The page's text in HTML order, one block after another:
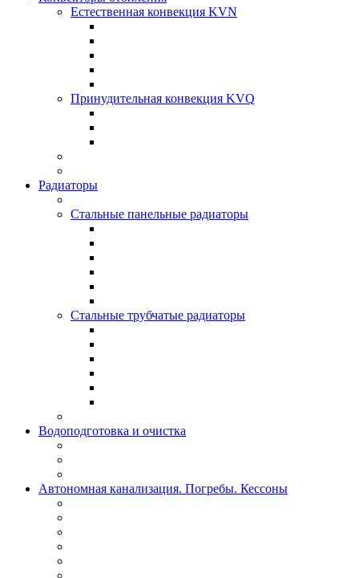
Естественная конвекция KVN
Принудительная конвекция KVQ
Радиаторы
Стальные панельные радиаторы
Стальные трубчатые радиаторы
Водоподготовка и очистка
Автономная канализация. Погребы. Кессоны